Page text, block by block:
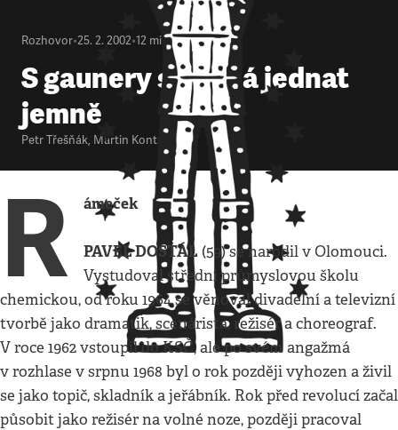
Rozhovor•25. 2. 2002•12 minut
S gaunery se nedá jednat
jemně
Petr Třešňák, Martin Kontra
R ámeček
PAVEL DOSTÁL (59) se narodil v Olomouci.
Vystudoval střední průmyslovou školu
chemickou, od roku 1964 se věnoval divadelní a televizní
tvorbě jako dramatik, scenárista, režisér a choreograf.
V roce 1962 vstoupil do KSČ, ale po svém angažmá
v rozhlase v srpnu 1968 byl o rok později vyhozen a živil
se jako topič, skladník a jeřábník. Rok před revolucí začal
působit jako režisér na volné noze, později pracoval